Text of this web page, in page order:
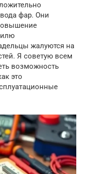
фар. Они
жалуются на
Я советую всем
возможность
это